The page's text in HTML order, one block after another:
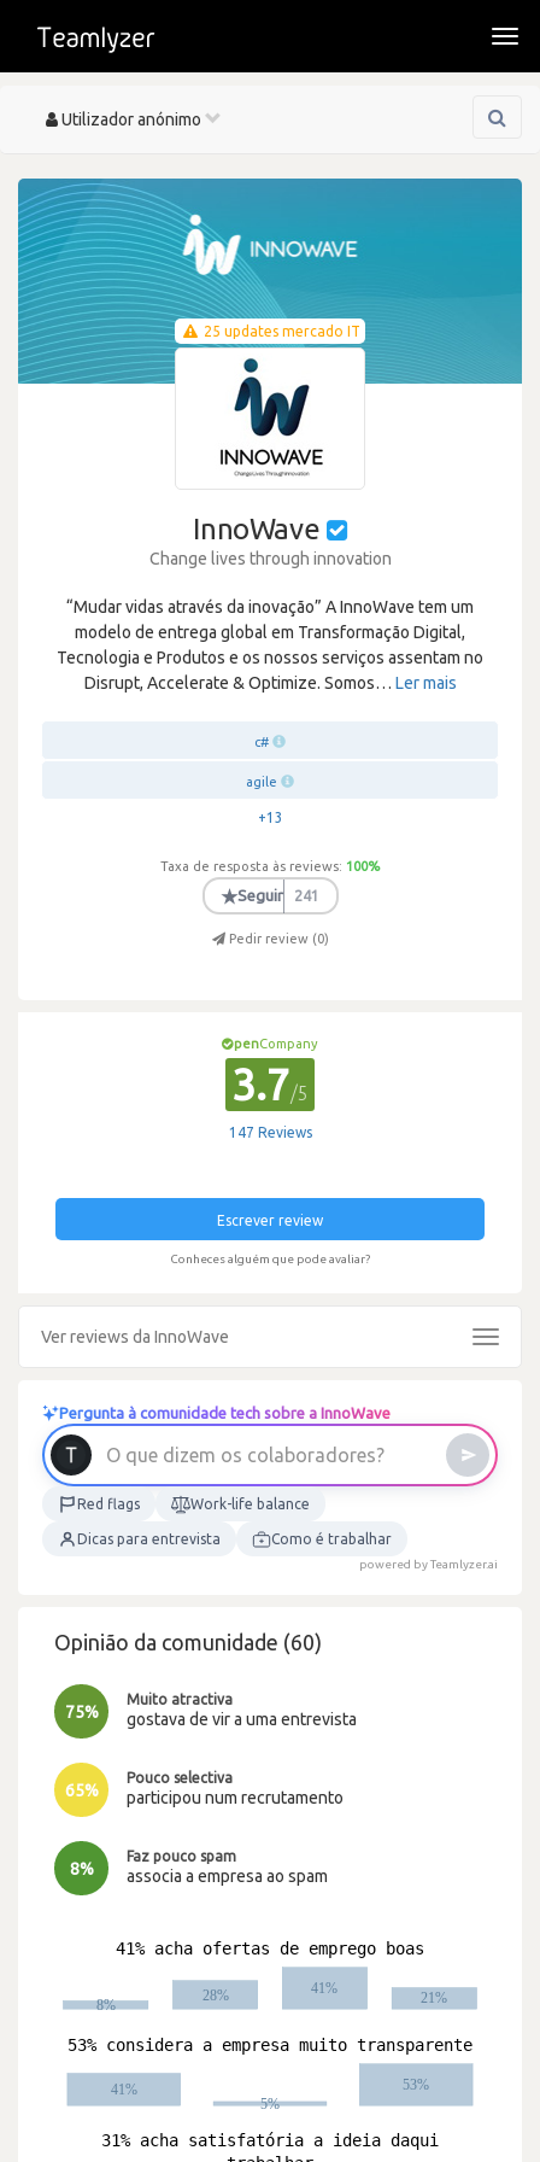
Toggle
Utilizador anónimo
25 updates mercado IT
InnoWave
Change lives through innovation
“Mudar vidas através da inovação” A InnoWave tem um
modelo de entrega global em Transformação Digital,
Tecnologia e Produtos e os nossos serviços assentam no
Disrupt, Accelerate & Optimize. Somos… Ler mais
c#
agile
+13
Taxa de resposta às reviews: 100%
★Seguir 241
Pedir review (0)
penCompany
3.7/5
147 Reviews
Escrever review
Conheces alguém que pode avaliar?
Ver reviews da InnoWave
Toggle
Pergunta à comunidade tech sobre a InnoWave
O que d izem os colaborad ores?
Red flags Work-life balance
Dicas para entrevista Como é trabalhar
powered by Teamlyzer.ai
Opinião da comunidade (60)
75%
Muito atractiva
gostava de vir a uma entrevista
65%
Pouco selectiva
participou num recrutamento
8%
Faz pouco spam
associa a empresa ao spam